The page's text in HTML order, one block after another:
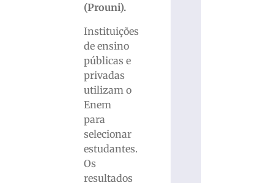
(Prouni).
Instituições
de ensino
públicas e
privadas
utilizam o
Enem
para
selecionar
estudantes.
Os
resultados